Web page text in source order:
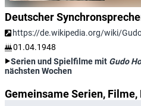
Deutscher
https://de.wikipedia.org/wiki/
01.04.1948
Serien und Spielfilme mit Gudo
nächsten Wochen
Gemeinsame Serien,